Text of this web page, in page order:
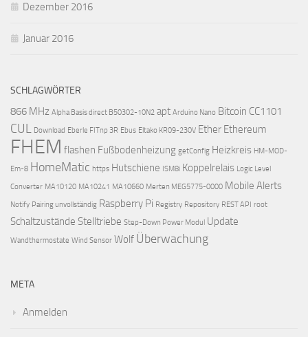
Dezember 2016
Januar 2016
SCHLAGWÖRTER
866 MHz Alpha Basis direct B50302-10N2 apt Arduino Nano Bitcoin CC1101
CUL Download Eberle FITnp 3R Ebus Eltako KR09-230V Ether Ethereum
FHEM flashen Fußbodenheizung getConfig Heizkreis HM-MOD-
Em-8 HomeMatic https Hutschiene ISM8i Koppelrelais Logic Level
Converter MA10120 MA10241 MA10660 Merten MEG5775-0000 Mobile Alerts
Notify Pairing unvollständig Raspberry Pi Registry Repository REST API root
Schaltzustände Stelltriebe Step-Down Power Modul Update
Wandthermostate Wind Sensor Wolf Überwachung
META
Anmelden